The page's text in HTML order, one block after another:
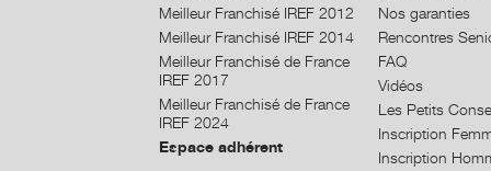
Meilleur Franchisé IREF 2012
Meilleur Franchisé IREF 2014
Meilleur Franchisé de France
IREF 2017
Meilleur Franchisé de France
IREF 2024
Espace adhérent
Nos garanties
Rencontres
FAQ
Vidéos
Les Petits
Inscription
Inscription